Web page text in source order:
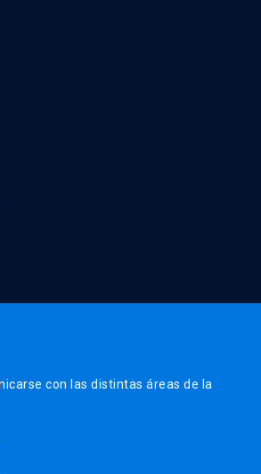
con las distintas áreas de la